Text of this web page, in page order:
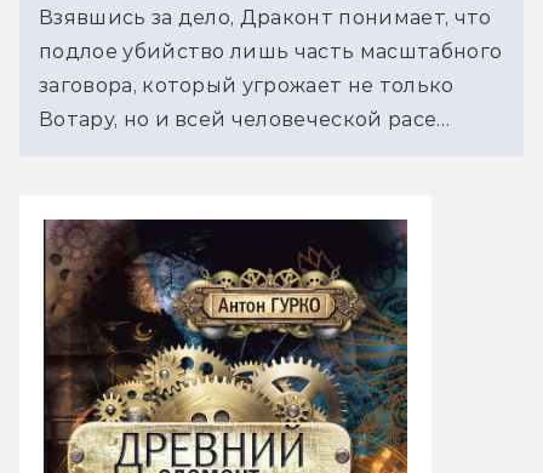
Взявшись за дело, Драконт понимает, что
подлое убийство лишь часть масштабного
заговора, который угрожает не только
Вотару, но и всей человеческой расе…